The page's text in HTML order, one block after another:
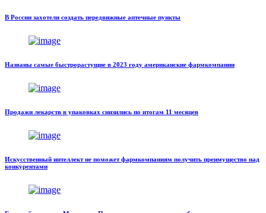
В России захотели создать передвижные аптечные пункты
Названы самые быстрорастущие в 2023 году американские фармкомпании
Продажи лекарств в упаковках снизились по итогам 11 месяцев
Искусственный интеллект не поможет фармкомпаниям получить преимущество над
конкурентами